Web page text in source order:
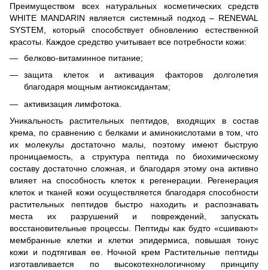
Преимуществом всех натуральных косметических средств
WHITE MANDARIN является системный подход – RENEWAL
SYSTEM, который способствует обновлению естественной
красоты. Каждое средство учитывает все потребности кожи:
белково-витаминное питание;
защита клеток и активация факторов долголетия
благодаря мощным антиоксидантам;
активизация лимфотока.
Уникальность растительных пептидов, входящих в состав
крема, по сравнению с белками и аминокислотами в том, что
их молекулы достаточно малы, поэтому имеют быструю
проницаемость, а структура пептида по биохимическому
составу достаточно сложная, и благодаря этому она активно
влияет на способность клеток к регенерации. Регенерация
клеток и тканей кожи осуществляется благодаря способности
растительных пептидов быстро находить и распознавать
места их разрушений и повреждений, запускать
восстановительные процессы. Пептиды как будто «сшивают»
мембранные клетки и клетки эпидермиса, повышая тонус
кожи и подтягивая ее. Ночной крем Растительные пептиды
изготавливается по высокотехнологичному принципу